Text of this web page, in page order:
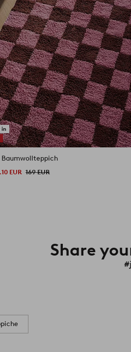
in
Baumwollteppich
EUR 169 EUR
Share